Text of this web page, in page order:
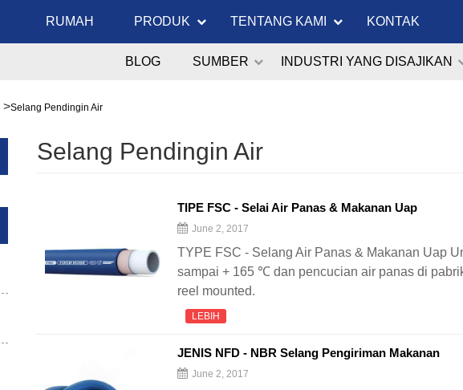
RUMAH PRODUK TENTANG KAMI KONTAK
BLOG SUMBER INDUSTRI YANG DISAJIKAN
Selang Pendingin Air
Selang Pendingin Air
TIPE FSC - Selai Air Panas & Makanan Uap
June 2, 2017
TYPE FSC - Selang Air Panas & Makanan Uap
sampai + 165 ℃ dan pencucian air panas di
reel mounted.
LEBIH
JENIS NFD - NBR Selang Pengiriman Makanan
June 2, 2017